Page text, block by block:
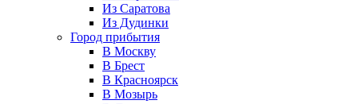
Из Саратова
Из Дудинки
Город прибытия
В Москву
В Брест
В Красноярск
В Мозырь